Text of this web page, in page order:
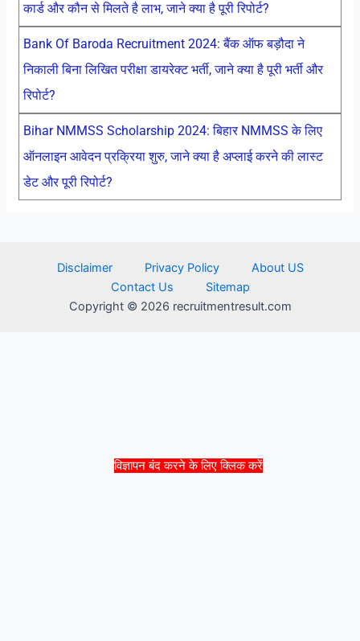
विज्ञापन बंद करने के लिए क्लिक करें
कार्ड और कौन से मिलते है लाभ, जाने क्या है पूरी रिपोर्ट?
Bank Of Baroda Recruitment 2024: बैंक ऑफ बड़ौदा ने
निकाली बिना लिखित परीक्षा डायरेक्ट भर्ती, जाने क्या है पूरी भर्ती और
रिपोर्ट?
Bihar NMMSS Scholarship 2024: बिहार NMMSS के लिए
ऑनलाइन आवेदन प्रक्रिया शुरु, जाने क्या है अप्लाई करने की लास्ट
डेट और पूरी रिपोर्ट?
Disclaimer Privacy Policy
About US
Contact Us
Sitemap
Copyright © 2026 recruitmentresult.com